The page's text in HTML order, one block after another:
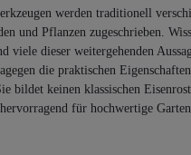
werden traditionell
und Pflanzen zugeschrieben.
viele dieser weitergehenden
die praktischen
bildet keinen klassischen
für hochwertige